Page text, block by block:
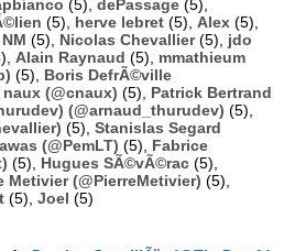
(5), dePassage (5),
(5), herve lebret (5), Alex (5),
NM (5), Nicolas Chevallier(5), jdo
Alain Raynaud (5), mmathieum
(5), Boris DefrÃ©ville
(@cnaux) (5), Patrick Bertrand
(@arnaud_thurudev) (5),
(5), Stanislas Segard
(@PemLT) (5), Fabrice
(5), Hugues SÃ©vÃ©rac (5),
Metivier (@PierreMetivier) (5),
(5), Joel (5)